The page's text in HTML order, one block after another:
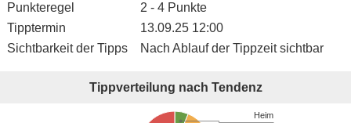
Punkteregel
2 - 4 Punkte
Tipptermin
13.09.25 12:00
Sichtbarkeit der Tipps
Nach Ablauf der Tippzeit sichtbar
Tippverteilung nach Tendenz
Heim